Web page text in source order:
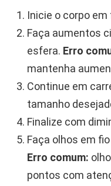
Inicie o corpo
Faça aumentos
esfera. Erro
mantenha
Continue em
tamanho
Finalize com
Faça olhos em
Erro comum:
pontos com